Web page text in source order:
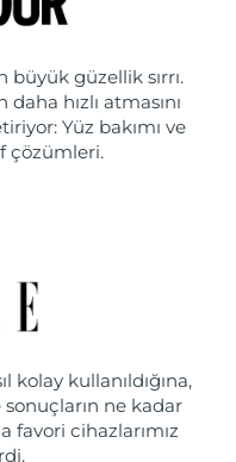
büyük güzellik sırrı.
hızlı atmasını
Yüz bakımı ve
çözümleri.
kolay kullanıldığına,
ne kadar
favori cihazlarımız